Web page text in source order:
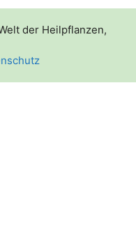
der Heilpflanzen,